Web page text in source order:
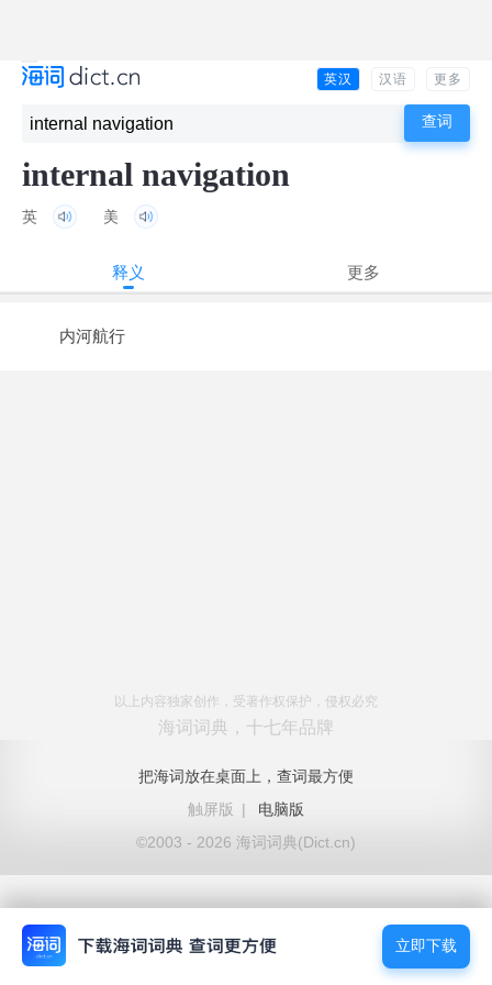
英汉 汉语 更多
internal navigation
英 美
释义 更多
内河航行
以上内容独家创作，受著作权保护，侵权必究
海词词典，十七年品牌
把海词放在桌面上，查词最方便
触屏版
|
电脑版
©2003 - 2026 海词词典(Dict.cn)
立即下载
立即下载